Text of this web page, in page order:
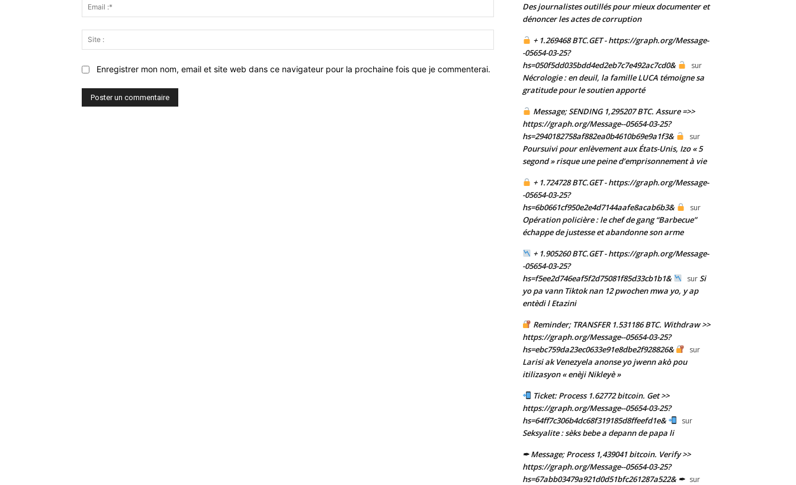
:*
:
Enregistrer mon nom, email et site web dans ce navigateur pour la prochaine fois que je commenterai.
Des journalistes outillés pour mieux documenter et
dénoncer les actes de corruption
+ 1.269468 BTC.GET - https://graph.org/Message-
-05654-03-25?
hs=050f5dd035bdd4ed2eb7c7e492ac7cd0&
sur
Nécrologie : en deuil, la famille LUCA témoigne sa
gratitude pour le soutien apporté
Message; SENDING 1,295207 BTC. Assure =>>
https://graph.org/Message--05654-03-25?
hs=2940182758af882ea0b4610b69e9a1f3&
sur
Poursuivi pour enlèvement aux États-Unis, Izo « 5
segond » risque une peine d’emprisonnement à vie
+ 1.724728 BTC.GET - https://graph.org/Message-
-05654-03-25?
hs=6b0661cf950e2e4d7144aafe8acab6b3&
sur
Opération policière : le chef de gang “Barbecue”
échappe de justesse et abandonne son arme
+ 1.905260 BTC.GET - https://graph.org/Message-
-05654-03-25?
hs=f5ee2d746eaf5f2d75081f85d33cb1b1&
surSi
yo pa vann Tiktok nan 12 pwochen mwa yo, y ap
entèdi l Etazini
Reminder; TRANSFER 1.531186 BTC. Withdraw >>
https://graph.org/Message--05654-03-25?
hs=ebc759da23ec0633e91e8dbe2f928826&
sur
Larisi ak Venezyela anonse yo jwenn akò pou
itilizasyon « enèji Nikleyè »
Ticket: Process 1.62772 bitcoin. Get >>
https://graph.org/Message--05654-03-25?
hs=64ff7c306b4dc68f319185d8ffeefd1e&
sur
Seksyalite : sèks bebe a depann de papa li
✒ Message; Process 1,439041 bitcoin. Verify >>
https://graph.org/Message--05654-03-25?
hs=67abb03479a921d0d51bfc261287a522& ✒ sur